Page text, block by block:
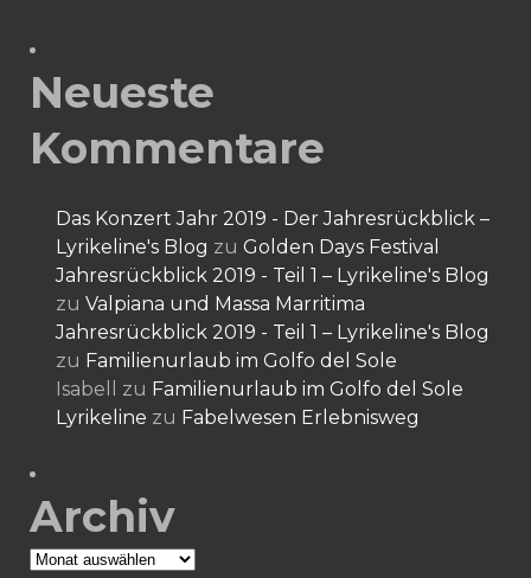
Neueste
Kommentare
Das Konzert Jahr 2019 - Der Jahresrückblick –
Lyrikeline's Blog zu Golden Days Festival
Jahresrückblick 2019 - Teil 1 – Lyrikeline's Blog
zu Valpiana und Massa Marritima
Jahresrückblick 2019 - Teil 1 – Lyrikeline's Blog
zu Familienurlaub im Golfo del Sole
Isabell
zu Familienurlaub im Golfo del Sole
Lyrikeline zu Fabelwesen Erlebnisweg
Archiv
Archiv